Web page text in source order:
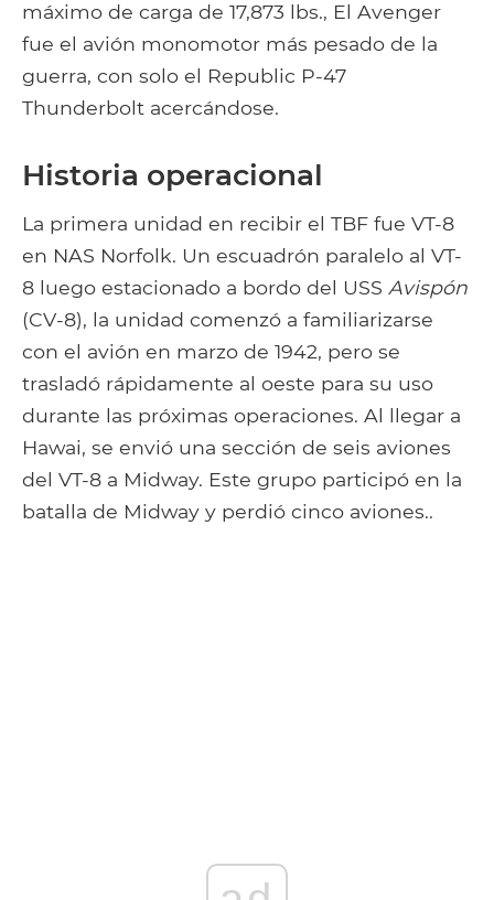
máximo de carga de 17,873 lbs., El Avenger
fue el avión monomotor más pesado de la
guerra, con solo el Republic P-47
Thunderbolt acercándose.
Historia operacional
La primera unidad en recibir el TBF fue VT-8
en NAS Norfolk. Un escuadrón paralelo al VT-
8 luego estacionado a bordo del USS Avispón
(CV-8), la unidad comenzó a familiarizarse
con el avión en marzo de 1942, pero se
trasladó rápidamente al oeste para su uso
durante las próximas operaciones. Al llegar a
Hawai, se envió una sección de seis aviones
del VT-8 a Midway. Este grupo participó en la
batalla de Midway y perdió cinco aviones..